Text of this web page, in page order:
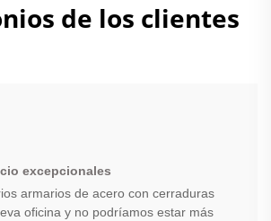
de los clientes
excepcionales
armarios de acero con cerraduras
oficina y no podríamos estar más